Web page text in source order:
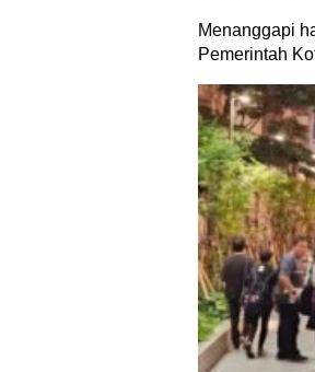
Menanggapi
Pemerintah